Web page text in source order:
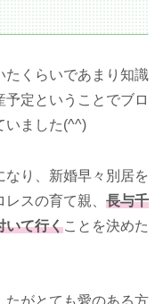
たくらいであまり知識
定ということでブロ
いました(^^)
り、新婚早々別居を
スの育て親、 長与千
いて行くことを決めた